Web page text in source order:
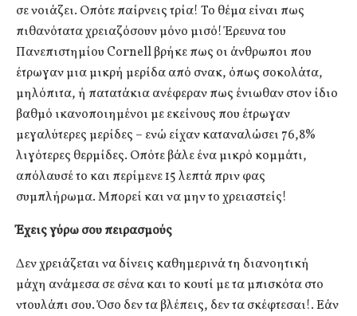
σε νοιάζει. Οπότε παίρνεις τρία! Το θέμα είναι πως
πιθανότατα χρειαζόσουν μόνο μισό! Έρευνα του
Πανεπιστημίου Cornell βρήκε πως οι άνθρωποι που
έτρωγαν μια μικρή μερίδα από σνακ, όπως σοκολάτα,
μηλόπιτα, ή πατατάκια ανέφεραν πως ένιωθαν στον ίδιο
βαθμό ικανοποιημένοι με εκείνους που έτρωγαν
μεγαλύτερες μερίδες – ενώ είχαν καταναλώσει 76,8%
λιγότερες θερμίδες. Οπότε βάλε ένα μικρό κομμάτι,
απόλαυσέ το και περίμενε 15 λεπτά πριν φας
συμπλήρωμα. Μπορεί και να μην το χρειαστείς!
Έχεις γύρω σου πειρασμούς
Δεν χρειάζεται να δίνεις καθημερινά τη διανοητική
μάχη ανάμεσα σε σένα και το κουτί με τα μπισκότα στο
ντουλάπι σου. Όσο δεν τα βλέπεις, δεν τα σκέφτεσαι!. Εάν